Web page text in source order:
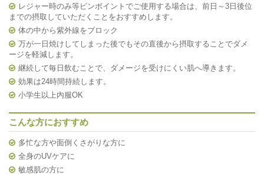
レジャー時のみ等ピンポイントでご使用する場合は、前日～3日後位
までの摂取していただくことをおすすめします。
体の中から紫外線をブロック
万が一日焼けしてしまった後でもその直後から摂取することでダメ
ージを軽減します。
継続して毎日飲むことで、ダメージを受けにくい肌へ導きます。
効果は24時間持続します。
小学生以上内服OK
こんな方におすすめ
多忙な方や面倒くさがりな方に
全身のUVケアに
敏感肌の方に